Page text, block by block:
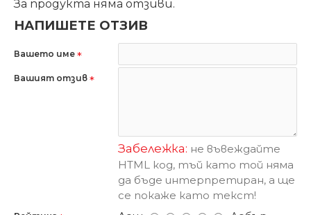
За продукта няма отзиви.
НАПИШЕТЕ ОТЗИВ
Вашето име
Вашият отзив
Забележка: не въвеждайте
HTML код, тъй като той няма
да бъде интерпретиран, а ще
се покаже като текст!